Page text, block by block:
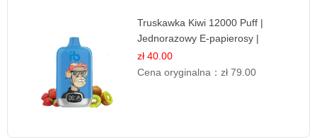
Truskawka Kiwi 12000 Puff |
Jednorazowy E-papierosy |
Owocowa Mieszanka
zł 40.00
Cena oryginalna：zł 79.00